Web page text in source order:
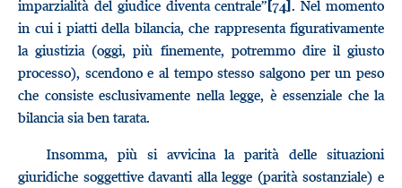
imparzialità del giudice diventa centrale” [74]. Nel momento
in cui i piatti della bilancia, che rappresenta figurativamente
la giustizia (oggi, più finemente, potremmo dire il giusto
processo), scendono e al tempo stesso salgono per un peso
che consiste esclusivamente nella legge, è essenziale che la
bilancia sia ben tarata.
Insomma, più si avvicina la parità delle situazioni
giuridiche soggettive davanti alla legge (parità sostanziale) e